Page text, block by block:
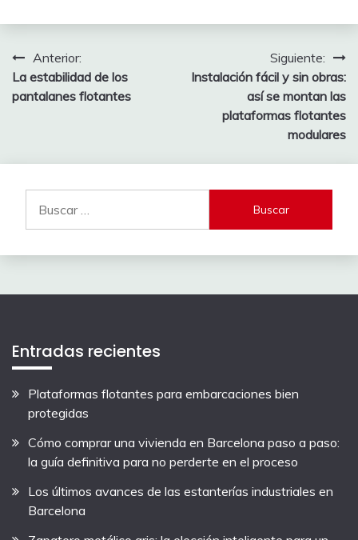
Navegación
de
Anterior:
La estabilidad de los
pantalanes flotantes
Siguiente:
Instalación fácil y sin obras:
así se montan las
plataformas flotantes
modulares
Entradas recientes
Plataformas flotantes para embarcaciones bien
protegidas
Cómo comprar una vivienda en Barcelona paso a paso:
la guía definitiva para no perderte en el proceso
Los últimos avances de las estanterías industriales en
Barcelona